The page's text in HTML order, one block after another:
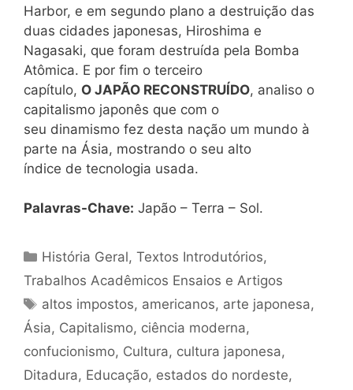
Harbor, e em segundo plano a destruição das
duas cidades japonesas, Hiroshima e
Nagasaki, que foram destruída pela Bomba
Atômica. E por fim o terceiro
capítulo, O JAPÃO RECONSTRUÍDO, analiso o
capitalismo japonês que com o
seu dinamismo fez desta nação um mundo à
parte na Ásia, mostrando o seu alto
índice de tecnologia usada.
Palavras-Chave: Japão – Terra – Sol.
Categorias
História Geral,Textos Introdutórios,
Trabalhos Acadêmicos Ensaios e Artigos
Tags
altos impostos, americanos, arte japonesa,
Ásia, Capitalismo, ciência moderna,
confucionismo, Cultura, cultura japonesa,
Ditadura, Educação, estados do nordeste,